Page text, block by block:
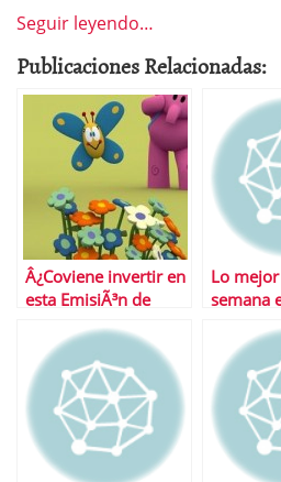
Seguir leyendo…
Publicaciones Relacionadas:
Â¿Coviene invertir en
esta EmisiÃ³n de
Zinkia?
Lo
semana